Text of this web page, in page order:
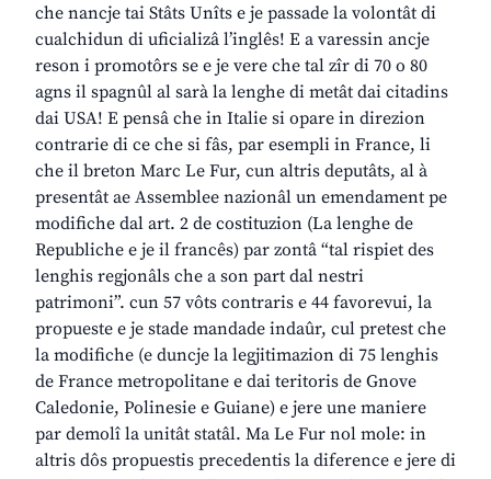
che nancje tai Stâts Unîts e je passade la volontât di
cualchidun di uficializâ l’inglês! E a varessin ancje
reson i promotôrs se e je vere che tal zîr di 70 o 80
agns il spagnûl al sarà la lenghe di metât dai citadins
dai USA! E pensâ che in Italie si opare in direzion
contrarie di ce che si fâs, par esempli in France, li
che il breton Marc Le Fur, cun altris deputâts, al à
presentât ae Assemblee nazionâl un emendament pe
modifiche dal art. 2 de costituzion (La lenghe de
Republiche e je il francês) par zontâ “tal rispiet des
lenghis regjonâls che a son part dal nestri
patrimoni”. cun 57 vôts contraris e 44 favorevui, la
propueste e je stade mandade indaûr, cul pretest che
la modifiche (e duncje la legjitimazion di 75 lenghis
de France metropolitane e dai teritoris de Gnove
Caledonie, Polinesie e Guiane) e jere une maniere
par demolî la unitât statâl. Ma Le Fur nol mole: in
altris dôs propuestis precedentis la diference e jere di